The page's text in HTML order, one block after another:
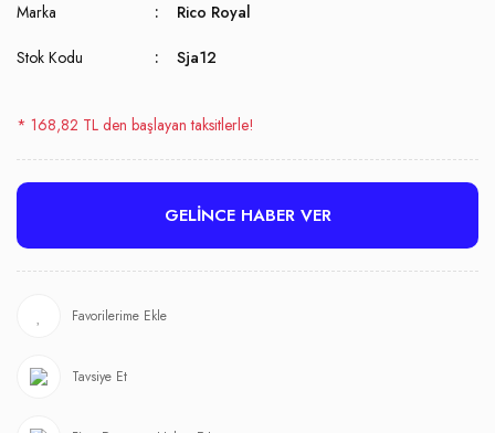
Marka Rico Royal
Stok Kodu Sja12
* 168,82 TL den başlayan taksitlerle!
GELİNCE HABER VER
Tavsiye Et